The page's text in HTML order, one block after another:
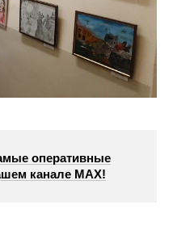
оперативные
канале МАХ!